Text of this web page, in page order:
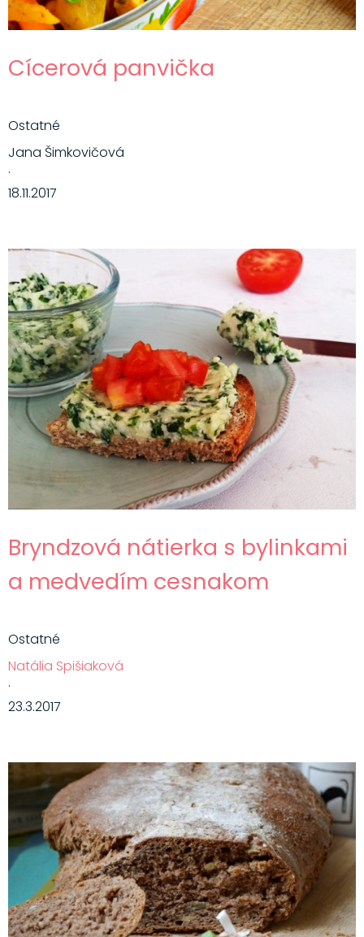
Cícerová panvička
Ostatné
Jana Šimkovičová
·
18.11.2017
Bryndzová nátierka s bylinkami
a medvedím cesnakom
Ostatné
Natália Spišiaková
·
23.3.2017